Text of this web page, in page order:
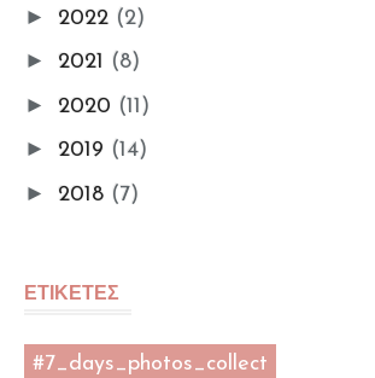
📸My Instant Photo Moments
#7_days_Insta_photos_collec
Ετικέτα: Προσεχώς!
► 2022 (2)
► 2021 (8)
► 2020 (11)
► 2019 (14)
► 2018 (7)
ΕΤΙΚΕΤΕΣ
#7_days_photos_collect